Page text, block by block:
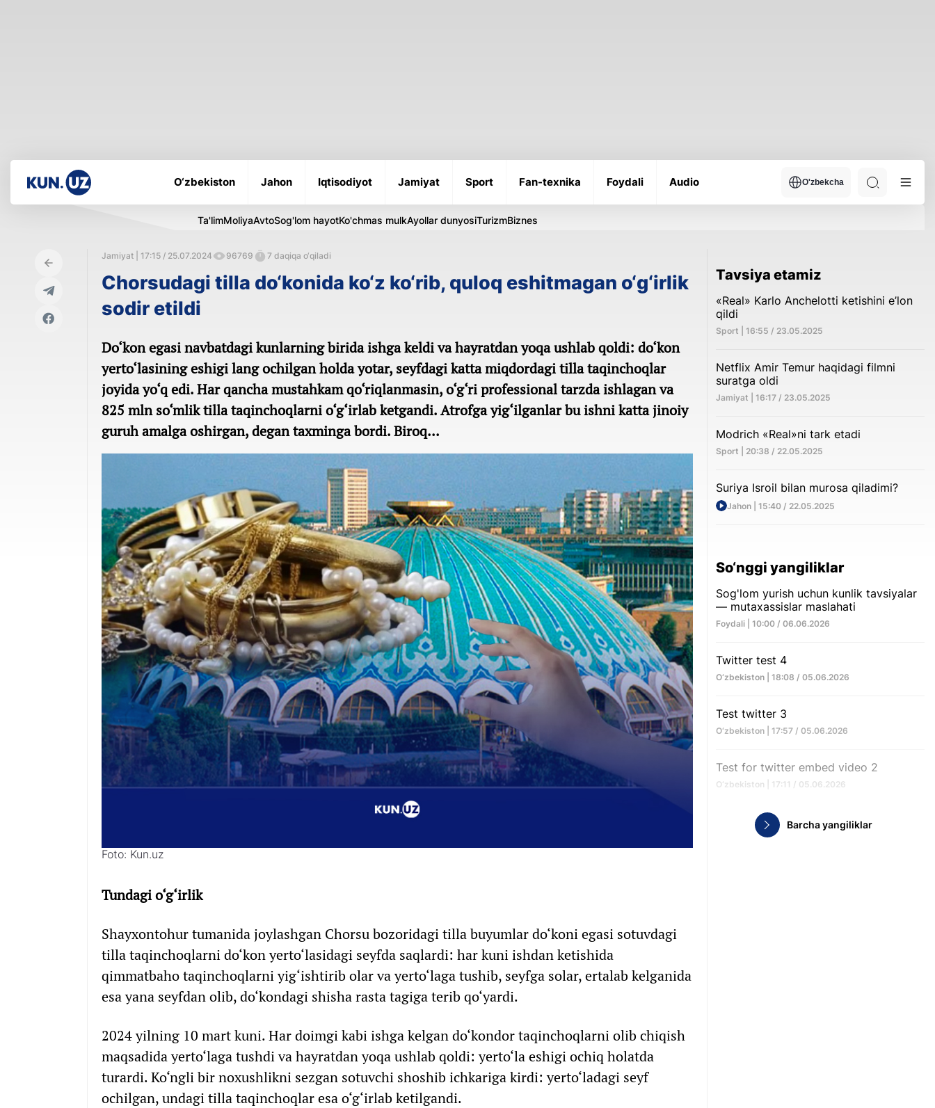
O‘zbekiston Jahon Iqtisodiyot Jamiyat Sport Fan-texnika Foydali Audio O'zbekcha
Ta'limMoliyaAvtoSog'lom hayotKo'chmas mulkAyollar dunyosiTurizmBiznes
Jamiyat | 17:15 / 25.07.2024 96769 7 daqiqa o‘qiladi
Chorsudagi tilla do‘konida ko‘z ko‘rib, quloq eshitmagan o‘g‘irlik
sodir etildi
Do‘kon egasi navbatdagi kunlarning birida ishga keldi va hayratdan yoqa ushlab qoldi: do‘kon
yerto‘lasining eshigi lang ochilgan holda yotar, seyfdagi katta miqdordagi tilla taqinchoqlar
joyida yo‘q edi. Har qancha mustahkam qo‘riqlanmasin, o‘g‘ri professional tarzda ishlagan va
825 mln so‘mlik tilla taqinchoqlarni o‘g‘irlab ketgandi. Atrofga yig‘ilganlar bu ishni katta jinoiy
guruh amalga oshirgan, degan taxminga bordi. Biroq...
Foto: Kun.uz
Tundagi o‘g‘irlik
Shayxontohur tumanida joylashgan Chorsu bozoridagi tilla buyumlar do‘koni egasi sotuvdagi
tilla taqinchoqlarni do‘kon yerto‘lasidagi seyfda saqlardi: har kuni ishdan ketishida
qimmatbaho taqinchoqlarni yig‘ishtirib olar va yerto‘laga tushib, seyfga solar, ertalab kelganida
esa yana seyfdan olib, do‘kondagi shisha rasta tagiga terib qo‘yardi.
2024 yilning 10 mart kuni. Har doimgi kabi ishga kelgan do‘kondor taqinchoqlarni olib chiqish
maqsadida yerto‘laga tushdi va hayratdan yoqa ushlab qoldi: yerto‘la eshigi ochiq holatda
turardi. Ko‘ngli bir noxushlikni sezgan sotuvchi shoshib ichkariga kirdi: yerto‘ladagi seyf
ochilgan, undagi tilla taqinchoqlar esa o‘g‘irlab ketilgandi.
Tavsiya etamiz
«Real» Karlo Anchelotti ketishini e’lon
qildi
Sport | 16:55 / 23.05.2025
Netflix Amir Temur haqidagi filmni
suratga oldi
Jamiyat | 16:17 / 23.05.2025
Modrich «Real»ni tark etadi
Sport | 20:38 / 22.05.2025
Suriya Isroil bilan murosa qiladimi?
Jahon | 15:40 / 22.05.2025
So‘nggi yangiliklar
Sog'lom yurish uchun kunlik tavsiyalar
— mutaxassislar maslahati
Foydali | 10:00 / 06.06.2026
Twitter test 4
O‘zbekiston | 18:08 / 05.06.2026
Test twitter 3
O‘zbekiston | 17:57 / 05.06.2026
Test for twitter embed video 2
O‘zbekiston | 17:11 / 05.06.2026
Barcha yangiliklar